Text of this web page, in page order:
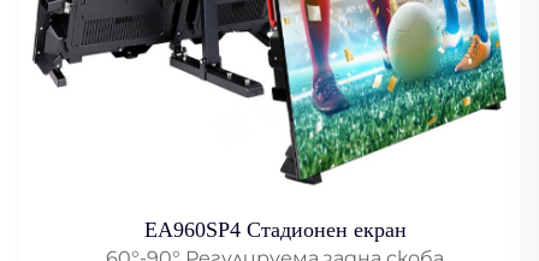
EA960SP4 Стадионен екран